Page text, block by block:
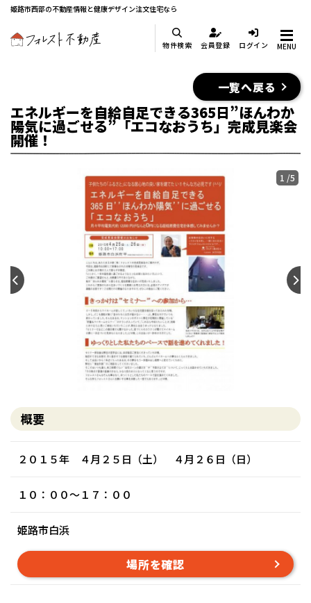
姫路市西部の不動産情報と健康デザイン注文住宅なら
物件検索 会員登録 ログイン MENU
一覧へ戻る
エネルギーを自給自足できる365日”ほんわか
陽気に過ごせる”「エコなおうち」完成見楽会
開催！
1 /5
概要
２０１５年 ４月２５日（土） ４月２６日（日）
１０：００〜１７：００
姫路市白浜
場所を確認